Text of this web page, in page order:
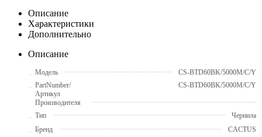
Описание
Характеристики
Дополнительно
Описание
Модель
CS-BTD60BK/5000M/C/Y
PartNumber/
Артикул
Производителя
CS-BTD60BK/5000M/C/Y
Тип
Чернила
Бренд
CACTUS